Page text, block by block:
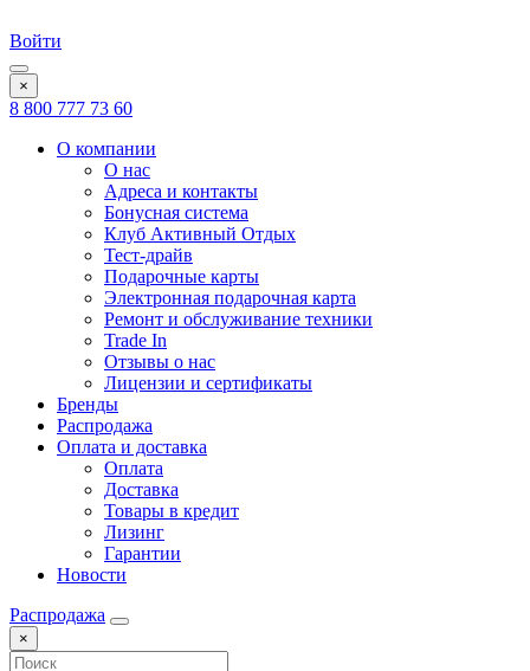
Войти
×
8 800 777 73 60
О компании
О нас
Адреса и контакты
Бонусная система
Клуб Активный Отдых
Тест-драйв
Подарочные карты
Электронная подарочная карта
Ремонт и обслуживание техники
Trade In
Отзывы о нас
Лицензии и сертификаты
Бренды
Распродажа
Оплата и доставка
Оплата
Доставка
Товары в кредит
Лизинг
Гарантии
Новости
Распродажа
×